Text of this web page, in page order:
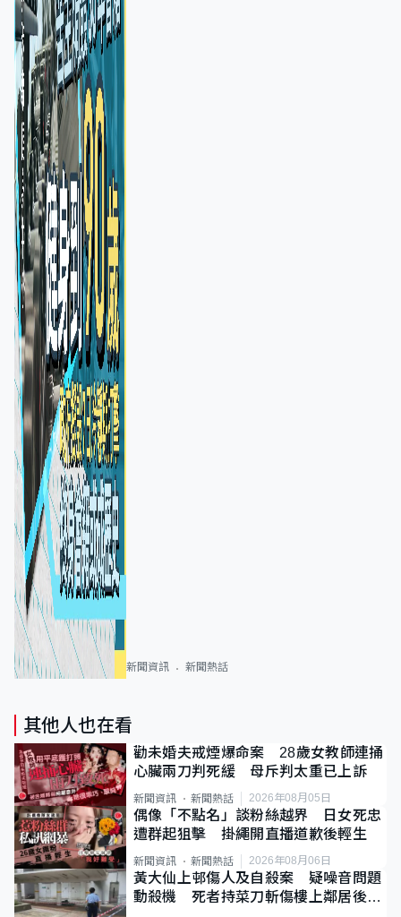
新聞資訊 新聞熱話
其他人也在看
勸未婚夫戒煙爆命案 28歲女教師連捅
心臟兩刀判死緩 母斥判太重已上訴
新聞資訊 新聞熱話 2026年08月05日
偶像「不點名」談粉絲越界 日女死忠
遭群起狙擊 掛繩開直播道歉後輕生
新聞資訊 新聞熱話 2026年08月06日
黃大仙上邨傷人及自殺案 疑噪音問題
動殺機 死者持菜刀斬傷樓上鄰居後墮